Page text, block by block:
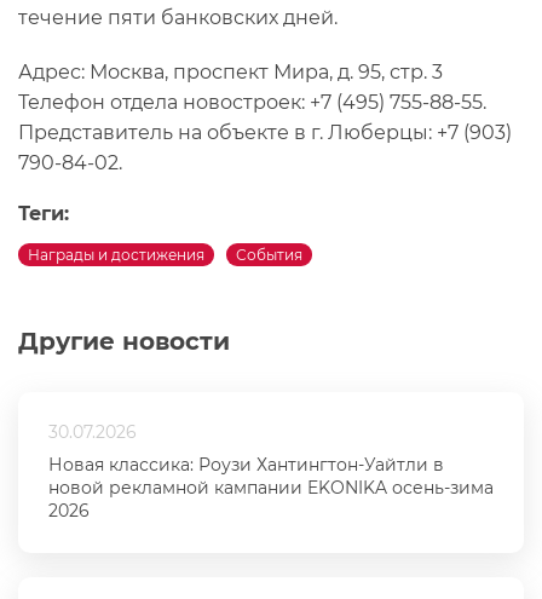
Другие новости
30.07.2026
Новая классика: Роузи Хантингтон-Уайтли в
новой рекламной кампании EKONIKA осень-зима
2026
течение пяти банковских дней.
Адрес: Москва, проспект Мира, д. 95, стр. 3
Телефон отдела новостроек: +7 (495) 755-88-55.
Представитель на объекте в г. Люберцы: +7 (903)
790-84-02.
Теги:
Награды и достижения События